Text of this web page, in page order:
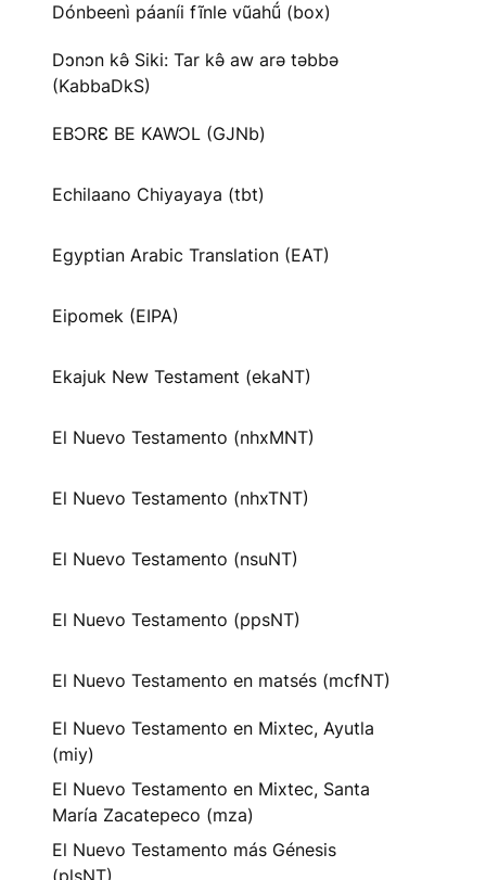
Dónbeenì páaníi fĩnle vũahṹ (box)
Dɔnɔn kə̂ Siki: Tar kə̂ aw arə təbbə
(KabbaDkS)
EBƆRƐ BE KAWƆL (GJNb)
Echilaano Chiyayaya (tbt)
Egyptian Arabic Translation (EAT)
Eipomek (EIPA)
Ekajuk New Testament (ekaNT)
El Nuevo Testamento (nhxMNT)
El Nuevo Testamento (nhxTNT)
El Nuevo Testamento (nsuNT)
El Nuevo Testamento (ppsNT)
El Nuevo Testamento en matsés (mcfNT)
El Nuevo Testamento en Mixtec, Ayutla
(miy)
El Nuevo Testamento en Mixtec, Santa
María Zacatepeco (mza)
El Nuevo Testamento más Génesis
(plsNT)